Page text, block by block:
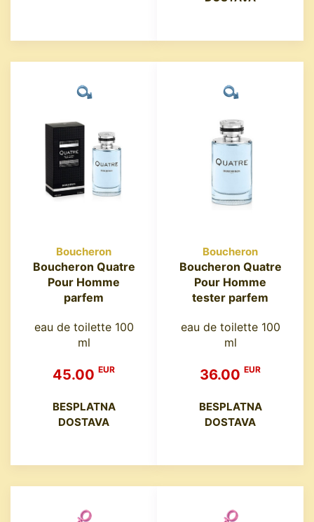
Boucheron
Boucheron Quatre
Pour Homme
parfem
eau de toilette 100
ml
45.00 EUR
BESPLATNA
DOSTAVA
Boucheron
Boucheron Quatre
Pour Homme
tester parfem
eau de toilette 100
ml
36.00 EUR
BESPLATNA
DOSTAVA